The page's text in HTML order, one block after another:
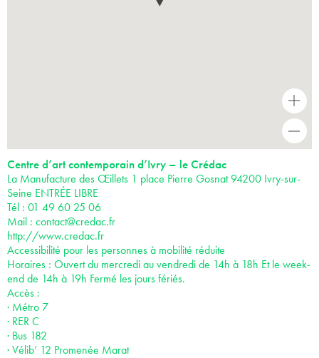
-
Centre d’art contemporain d’Ivry – le Crédac
La Manufacture des Œillets 1 place Pierre Gosnat 94200 Ivry-sur-
Seine ENTRÉE LIBRE
Tél : 01 49 60 25 06
Mail : contact@credac.fr
http://www.credac.fr
Accessibilité pour les personnes à mobilité réduite
Horaires : Ouvert du mercredi au vendredi de 14h à 18h Et le week-
end de 14h à 19h Fermé les jours fériés.
Accès :
· Métro 7
· RER C
· Bus 182
· Vélib’ 12 Promenée Marat